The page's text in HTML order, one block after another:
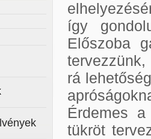
így
Előszoba
rá
Érdemes
tükröt